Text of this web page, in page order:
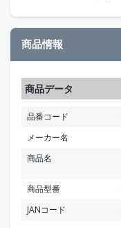
商品情報
商品データ
品番コード
メーカー名
商品名
商品型番
JANコード